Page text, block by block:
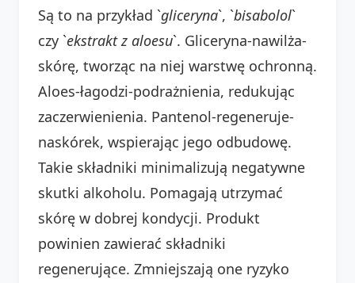
Są to na przykład `gliceryna`, `bisabolol`
czy `ekstrakt z aloesu`. Gliceryna-nawilża-
skórę, tworząc na niej warstwę ochronną.
Aloes-łagodzi-podrażnienia, redukując
zaczerwienienia. Pantenol-regeneruje-
naskórek, wspierając jego odbudowę.
Takie składniki minimalizują negatywne
skutki alkoholu. Pomagają utrzymać
skórę w dobrej kondycji. Produkt
powinien zawierać składniki
regenerujące. Zmniejszają one ryzyko